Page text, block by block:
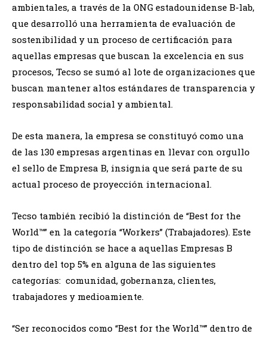
ambientales, a través de la ONG estadounidense B-lab,
que desarrolló una herramienta de evaluación de
sostenibilidad y un proceso de certificación para
aquellas empresas que buscan la excelencia en sus
procesos, Tecso se sumó al lote de organizaciones que
buscan mantener altos estándares de transparencia y
responsabilidad social y ambiental.
De esta manera, la empresa se constituyó como una
de las 130 empresas argentinas en llevar con orgullo
el sello de Empresa B, insignia que será parte de su
actual proceso de proyección internacional.
Tecso también recibió la distinción de “Best for the
World™” en la categoría “Workers” (Trabajadores). Este
tipo de distinción se hace a aquellas Empresas B
dentro del top 5% en alguna de las siguientes
categorías: comunidad, gobernanza, clientes,
trabajadores y medioamiente.
“Ser reconocidos como “Best for the World™” dentro de